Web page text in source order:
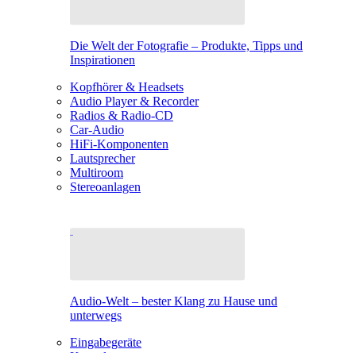
Die Welt der Fotografie – Produkte, Tipps und
Inspirationen
Kopfhörer & Headsets
Audio Player & Recorder
Radios & Radio-CD
Car-Audio
HiFi-Komponenten
Lautsprecher
Multiroom
Stereoanlagen
Audio-Welt – bester Klang zu Hause und
unterwegs
Eingabegeräte